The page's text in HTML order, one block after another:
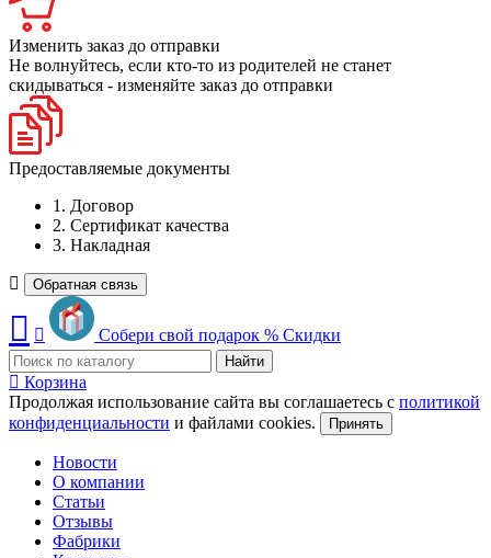
Изменить заказ до отправки
Не волнуйтесь, если кто-то из родителей не станет
скидываться - изменяйте заказ до отправки
Предоставляемые документы
1. Договор
2. Сертификат качества
3. Накладная
Обратная связь
Собери свой подарок % Скидки
Найти
Корзина
Продолжая использование сайта вы соглашаетесь с политикой
конфиденциальности и файлами cookies. Принять
Новости
О компании
Статьи
Отзывы
Фабрики